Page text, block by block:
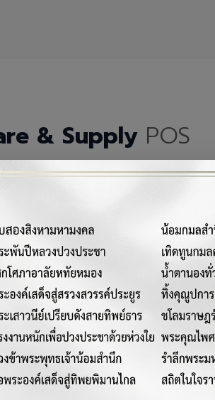
& Supply POS
และวัสดุสิ้นเปลืองคุณภาพสูงสำหรับระบบ